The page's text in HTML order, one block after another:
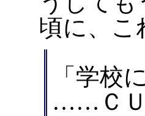
頃に、こ
「学校
……ＣＵ